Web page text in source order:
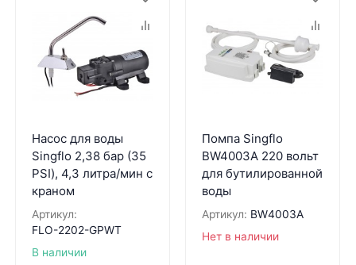
Насос для воды
Singflo 2,38 бар (35
PSI), 4,3 литра/мин с
краном
Артикул:
FLO-2202-GPWT
В наличии
Помпа Singflo
BW4003A 220 вольт
для бутилированной
воды
Артикул: BW4003A
Нет в наличии